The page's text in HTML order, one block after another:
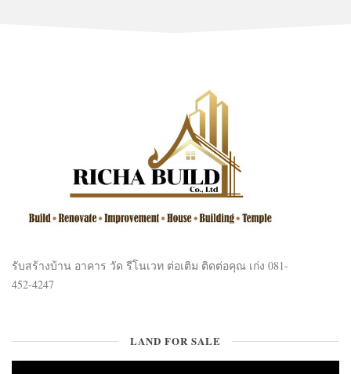
รับสร้างบ้าน อาคาร วัด รีโนเวท ต่อเติม ติดต่อคุณ เก่ง 081-
452-4247
LAND FOR SALE